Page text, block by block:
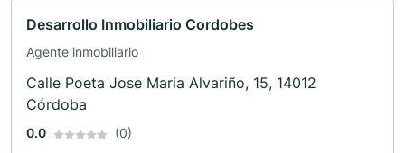
Desarrollo Inmobiliario Cordobes
Agente inmobiliario
Calle Poeta Jose Maria Alvariño, 15, 14012
Córdoba
0.0 (0)